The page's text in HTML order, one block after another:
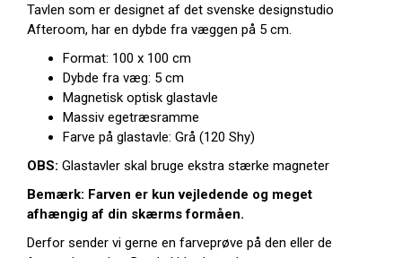
Tavlen som er designet af det svenske designstudio
Afteroom, har en dybde fra væggen på 5 cm.
Format: 100 x 100 cm
Dybde fra væg: 5 cm
Magnetisk optisk glastavle
Massiv egetræsramme
Farve på glastavle: Grå (120 Shy)
OBS: Glastavler skal bruge ekstra stærke magneter
Bemærk: Farven er kun vejledende og meget
afhængig af din skærms formåen.
Derfor sender vi gerne en farveprøve på den eller de